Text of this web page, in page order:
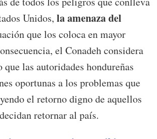
Unidos, la amenaza del
que los coloca en mayor
el Conadeh considera
que las autoridades hondureñas
oportunas a los problemas que
el retorno digno de aquellos
retornar al país.